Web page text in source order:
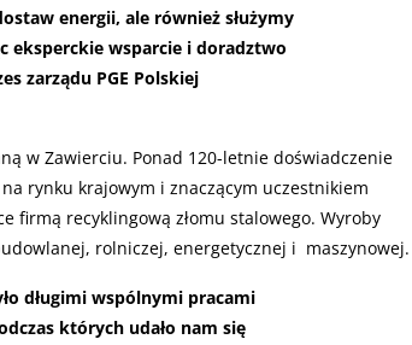
energii, ale również służymy
eksperckie wsparcie i doradztwo
zarządu PGE Polskiej
w Zawierciu. Ponad 120-letnie doświadczenie
rynku krajowym i znaczącym uczestnikiem
firmą recyklingową złomu stalowego. Wyroby
rolniczej, energetycznej i maszynowej.
długimi wspólnymi pracami
których udało nam się